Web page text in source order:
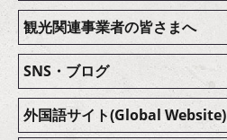
観光関連事業者の皆さまへ
SNS・ブログ
外国語サイト(Global Website)